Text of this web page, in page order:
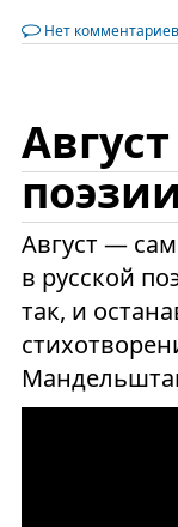
Нет комментариев
Август —
в русской
так, и